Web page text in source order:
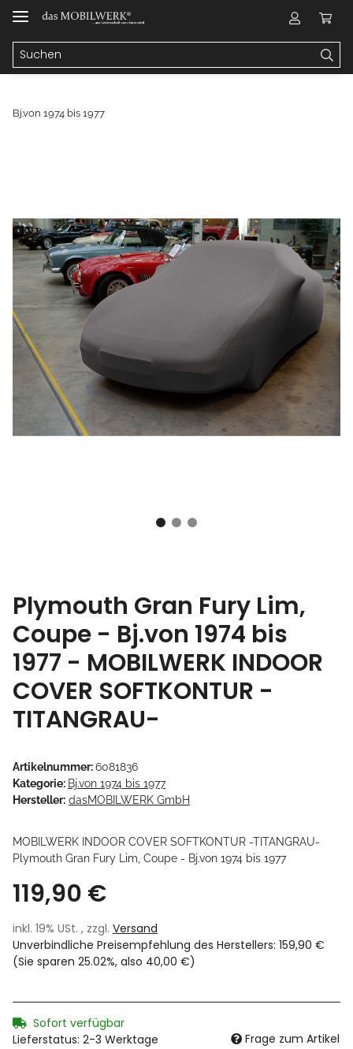
Bj.von 1974 bis 1977
Plymouth Gran Fury Lim,
Coupe - Bj.von 1974 bis
1977 - MOBILWERK INDOOR
COVER SOFTKONTUR -
TITANGRAU-
Artikelnummer:6081836
Kategorie: Bj.von 1974 bis 1977
Hersteller: dasMOBILWERK GmbH
MOBILWERK INDOOR COVER SOFTKONTUR -TITANGRAU-
Plymouth Gran Fury Lim, Coupe - Bj.von 1974 bis 1977
119,90 €
inkl. 19% USt. , zzgl. Versand
Unverbindliche Preisempfehlung des Herstellers: 159,90 €
(Sie sparen 25.02%, also 40,00 €)
Sofort verfügbar
Lieferstatus: 2-3 Werktage
Frage zum Artikel